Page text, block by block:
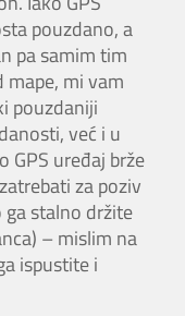
pouzdano, a
pa samim tim
mi vam
pouzdaniji
već i u
uređaj brže
za poziv
ga stalno držite
– mislim na
ispustite i